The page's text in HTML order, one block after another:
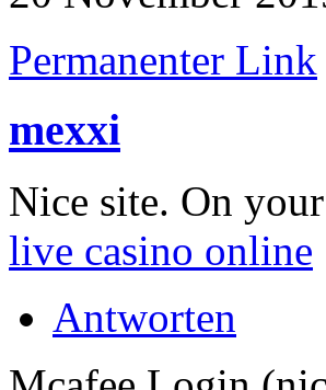
Permanenter Link
mexxi
Nice site. On
live casino online
Antworten